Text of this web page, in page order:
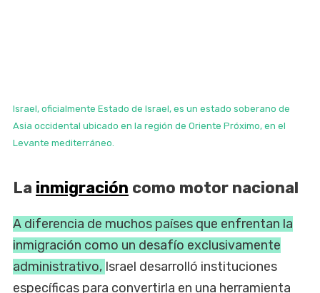
Israel, oficialmente Estado de Israel, es un estado soberano de
Asia occidental ubicado en la región de Oriente Próximo, en el
Levante mediterráneo.
La inmigración como motor nacional
A diferencia de muchos países que enfrentan la
inmigración como un desafío exclusivamente
administrativo, Israel desarrolló instituciones
específicas para convertirla en una herramienta